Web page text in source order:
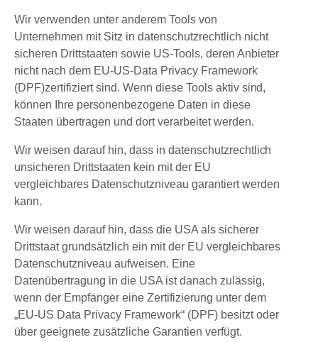
Wir verwenden unter anderem Tools von
Unternehmen mit Sitz in datenschutzrechtlich nicht
sicheren Drittstaaten sowie US-Tools, deren Anbieter
nicht nach dem EU-US-Data Privacy Framework
(DPF)zertifiziert sind. Wenn diese Tools aktiv sind,
können Ihre personenbezogene Daten in diese
Staaten übertragen und dort verarbeitet werden.
Wir weisen darauf hin, dass in datenschutzrechtlich
unsicheren Drittstaaten kein mit der EU
vergleichbares Datenschutzniveau garantiert werden
kann.
Wir weisen darauf hin, dass die USA als sicherer
Drittstaat grundsätzlich ein mit der EU vergleichbares
Datenschutzniveau aufweisen. Eine
Datenübertragung in die USA ist danach zulässig,
wenn der Empfänger eine Zertifizierung unter dem
„EU-US Data Privacy Framework“ (DPF) besitzt oder
über geeignete zusätzliche Garantien verfügt.